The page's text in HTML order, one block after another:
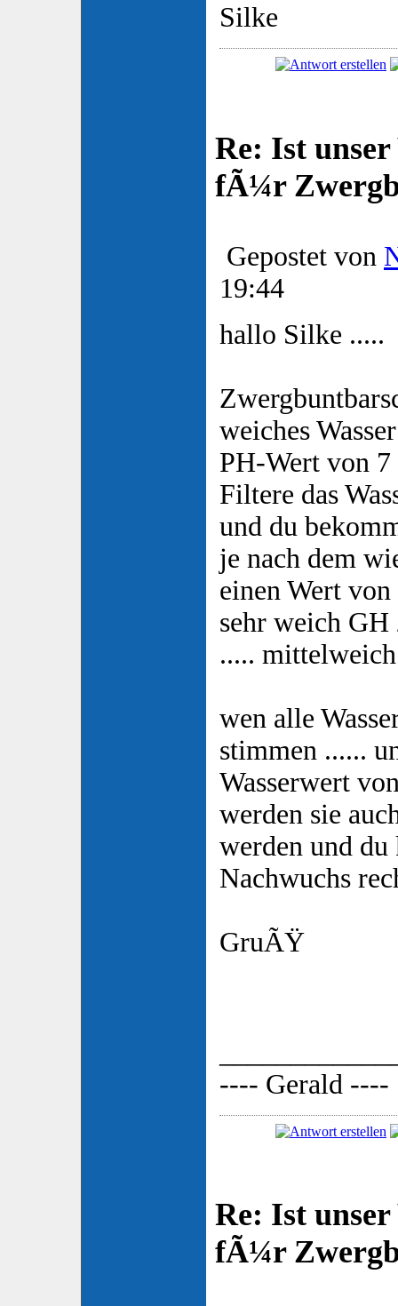
Silke
Re: Ist
fÃ¼r
Gepostet von
19:44
hallo Silke .....
weiches
PH-Wert von 7
Filtere das
und du
je nach dem
einen Wert von
sehr weich
.....
wen alle
stimmen ......
Wasserwert
werden sie
werden und
Nachwuchs
GruÃŸ
---- Gerald ----
Re: Ist
fÃ¼r